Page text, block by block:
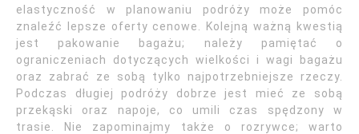
elastyczność w planowaniu podróży może pomóc
znaleźć lepsze oferty cenowe. Kolejną ważną kwestią
jest pakowanie bagażu; należy pamiętać o
ograniczeniach dotyczących wielkości i wagi bagażu
oraz zabrać ze sobą tylko najpotrzebniejsze rzeczy.
Podczas długiej podróży dobrze jest mieć ze sobą
przekąski oraz napoje, co umili czas spędzony w
trasie. Nie zapominajmy także o rozrywce; warto